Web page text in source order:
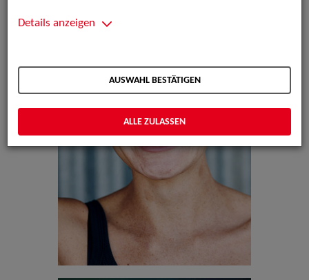
Details anzeigen
AUSWAHL BESTÄTIGEN
ALLE ZULASSEN